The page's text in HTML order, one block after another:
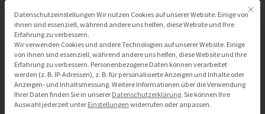
Inhalt
springen
Mit
Datenschutzeinstellungen
Datenschutzeinstellungen Wir nutzen Cookies auf unserer Website. Einige von
ihnen sind essenziell, während andere uns helfen, diese Website und Ihre
Erfahrung zu verbessern.
Wir verwenden Cookies und andere Technologien auf unserer Website. Einige
von ihnen sind essenziell, während andere uns helfen, diese Website und Ihre
Erfahrung zu verbessern. Personenbezogene Daten können verarbeitet
werden (z. B. IP-Adressen), z. B. für personalisierte Anzeigen und Inhalte oder
Anzeigen- und Inhaltsmessung. Weitere Informationen über die Verwendung
Ihrer Daten finden Sie in unserer Datenschutzerklärung. Sie können Ihre
Auswahl jederzeit unter Einstellungen widerrufen oder anpassen.